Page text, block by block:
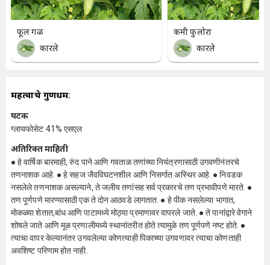
फूल गळ
कारले
कमी फुलोरा
कारले
महत्वाचे गुणधर्म:
घटक
ग्लायफोसेट 41% एसएल
अतिरिक्त माहिती
● हे वार्षिक बारमाही, रुंद पाने आणि गवताळ तणांच्या नियंत्रणासाठी उगवणीनंतरचे
तणनाशक आहे. ● हे सहज जैवविघटनशील आणि निसर्गात अस्थिर आहे. ● निवडक
नसलेले तणनाशक असल्याने, ते जलीय तणांसह सर्व प्रकारचे तण प्रभावीपणे मारते. ●
तण पूर्णपणे मारण्यासाठी एक ते दोन आठवडे लागतात. ● हे पीक नसलेल्या भागात,
मोकळ्या शेतात,बांध आणि पाटामध्ये मोठ्या प्रमाणावर वापरले जाते. ● ते पानांद्वारे वेगाने
शोषले जाते आणि मूळ प्रणालीमध्ये स्थानांतरीत होते त्यामुळे तण पूर्णपणे नष्ट होते. ●
त्याचा वापर केल्यानंतर उगवलेल्या कोणत्याही पिकाच्या उगवणावर त्याचा कोणताही
अवशिष्ट परिणाम होत नाही.